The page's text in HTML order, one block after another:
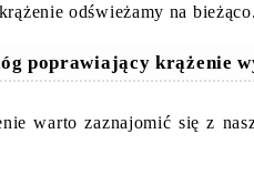
odświeżamy na
poprawiający krążenie
warto zaznajomić się z